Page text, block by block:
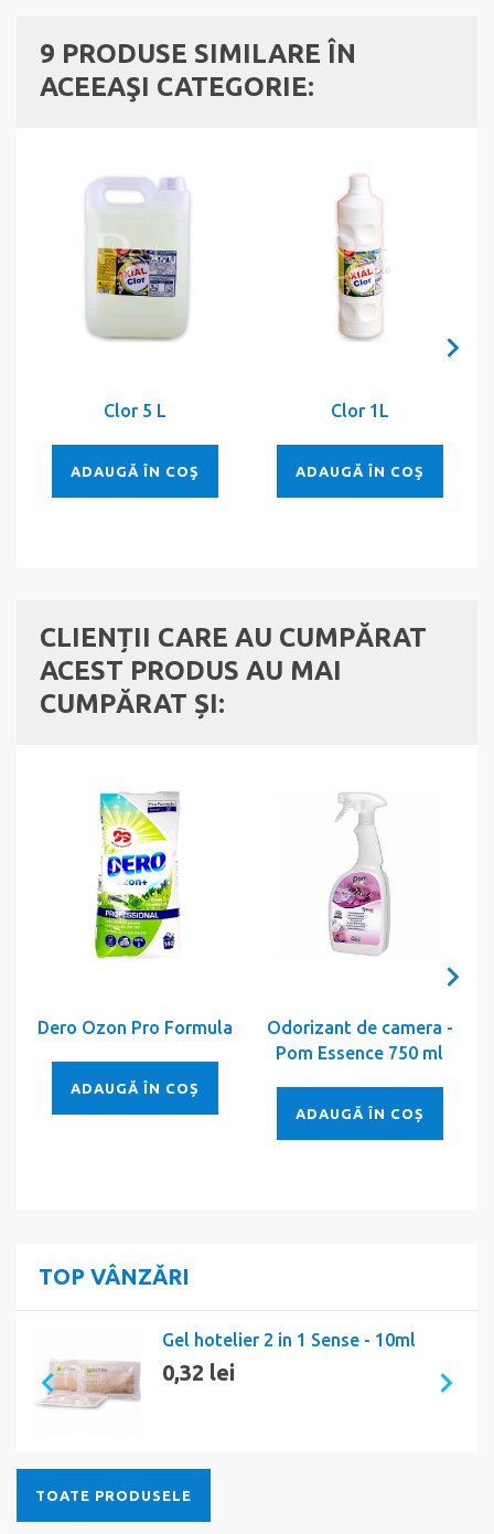
9 PRODUSE SIMILARE ÎN
ACEEAŞI CATEGORIE:
Clor 5 L
ADAUGĂ ÎN COŞ
Clor 1L
ADAUGĂ ÎN COŞ
CLIENȚII CARE AU CUMPĂRAT
ACEST PRODUS AU MAI
CUMPĂRAT ȘI:
Dero Ozon Pro Formula
ADAUGĂ ÎN COȘ
Odorizant de camera -
Pom Essence 750 ml
ADAUGĂ ÎN COȘ
TOP VÂNZĂRI
Gel hotelier 2 in 1 Sense - 10ml
0,32 lei
TOATE PRODUSELE